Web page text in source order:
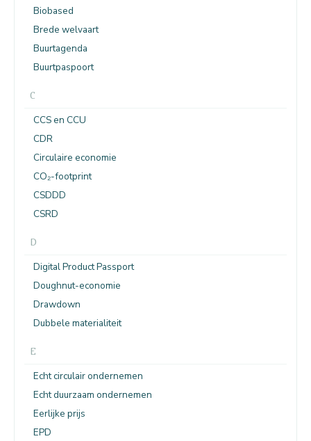
Biobased
Brede welvaart
Buurtagenda
Buurtpaspoort
C
CCS en CCU
CDR
Circulaire economie
CO₂-footprint
CSDDD
CSRD
D
Digital Product Passport
Doughnut-economie
Drawdown
Dubbele materialiteit
E
Echt circulair ondernemen
Echt duurzaam ondernemen
Eerlijke prijs
EPD